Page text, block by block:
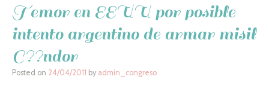
Temor en EEUU por posible
intento argentino de armar misil
C??ndor
Posted on 24/04/2011 by admin_congreso